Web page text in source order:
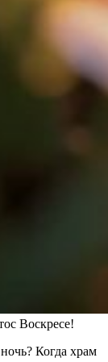
Воскресе!
Когда храм